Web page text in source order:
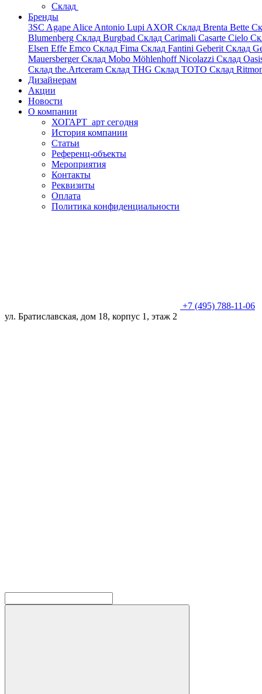
Склад
Бренды
3SC Agape Alice Antonio Lupi AXOR Склад Brenta Bette
Blumenberg Склад Burgbad Склад Carimali Casarte Cielo
Elsen Effe Emco Склад Fima Склад Fantini Geberit Склад
MauersbergerСклад Mobo MöhlenhoffNicolazzi Склад
Склад the.Artceram Склад THG Склад TOTO Склад
Дизайнерам
Акции
Новости
О компании
ХОГАРТ_арт сегодня
История компании
Статьи
Референц-объекты
Мероприятия
Контакты
Реквизиты
Оплата
Политика конфиденциальности
+7 (495) 788-11-06
ул. Братиславская, дом 18, корпус 1, этаж 2